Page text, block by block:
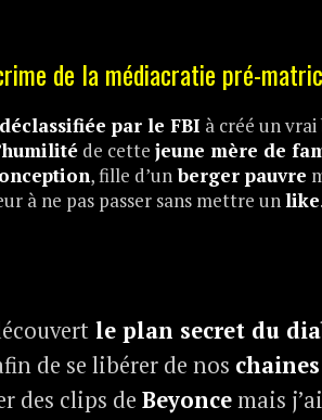
de la médiacratie pré-
déclassifiée par le FBI à créé un
de cette jeune mère de
, fille d’unberger pauvre
à ne pas passer sans mettre unlike.
le plan secret du
de se libérer de nos chaines
des clips de Beyoncemais